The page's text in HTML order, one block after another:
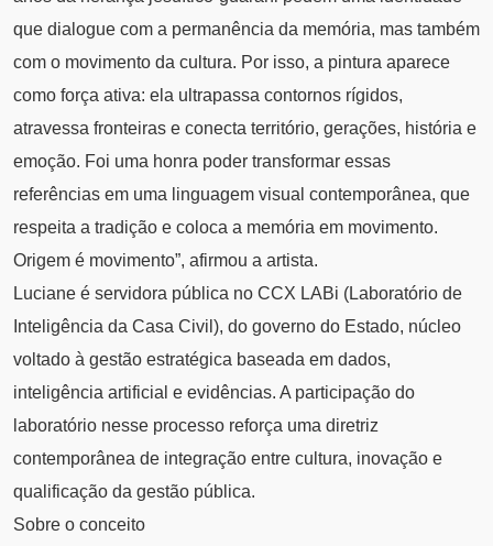
que dialogue com a permanência da memória, mas também
com o movimento da cultura. Por isso, a pintura aparece
como força ativa: ela ultrapassa contornos rígidos,
atravessa fronteiras e conecta território, gerações, história e
emoção. Foi uma honra poder transformar essas
referências em uma linguagem visual contemporânea, que
respeita a tradição e coloca a memória em movimento.
Origem é movimento”, afirmou a artista.
Luciane é servidora pública no CCX LABi (Laboratório de
Inteligência da Casa Civil), do governo do Estado, núcleo
voltado à gestão estratégica baseada em dados,
inteligência artificial e evidências. A participação do
laboratório nesse processo reforça uma diretriz
contemporânea de integração entre cultura, inovação e
qualificação da gestão pública.
Sobre o conceito